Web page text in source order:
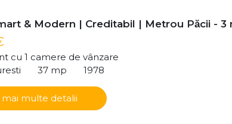
& Modern | Creditabil | Metrou Păcii - 3
cu 1 camere de vânzare
37 mp 1978
mai multe detalii